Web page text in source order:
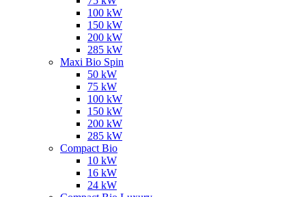
100 kW
150 kW
200 kW
285 kW
Maxi Bio Spin
50 kW
75 kW
100 kW
150 kW
200 kW
285 kW
Compact Bio
10 kW
16 kW
24 kW